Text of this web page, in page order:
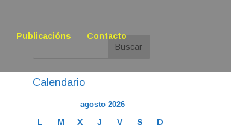
Publicacións Contacto
Calendario
agosto 2026
L M X J V S D